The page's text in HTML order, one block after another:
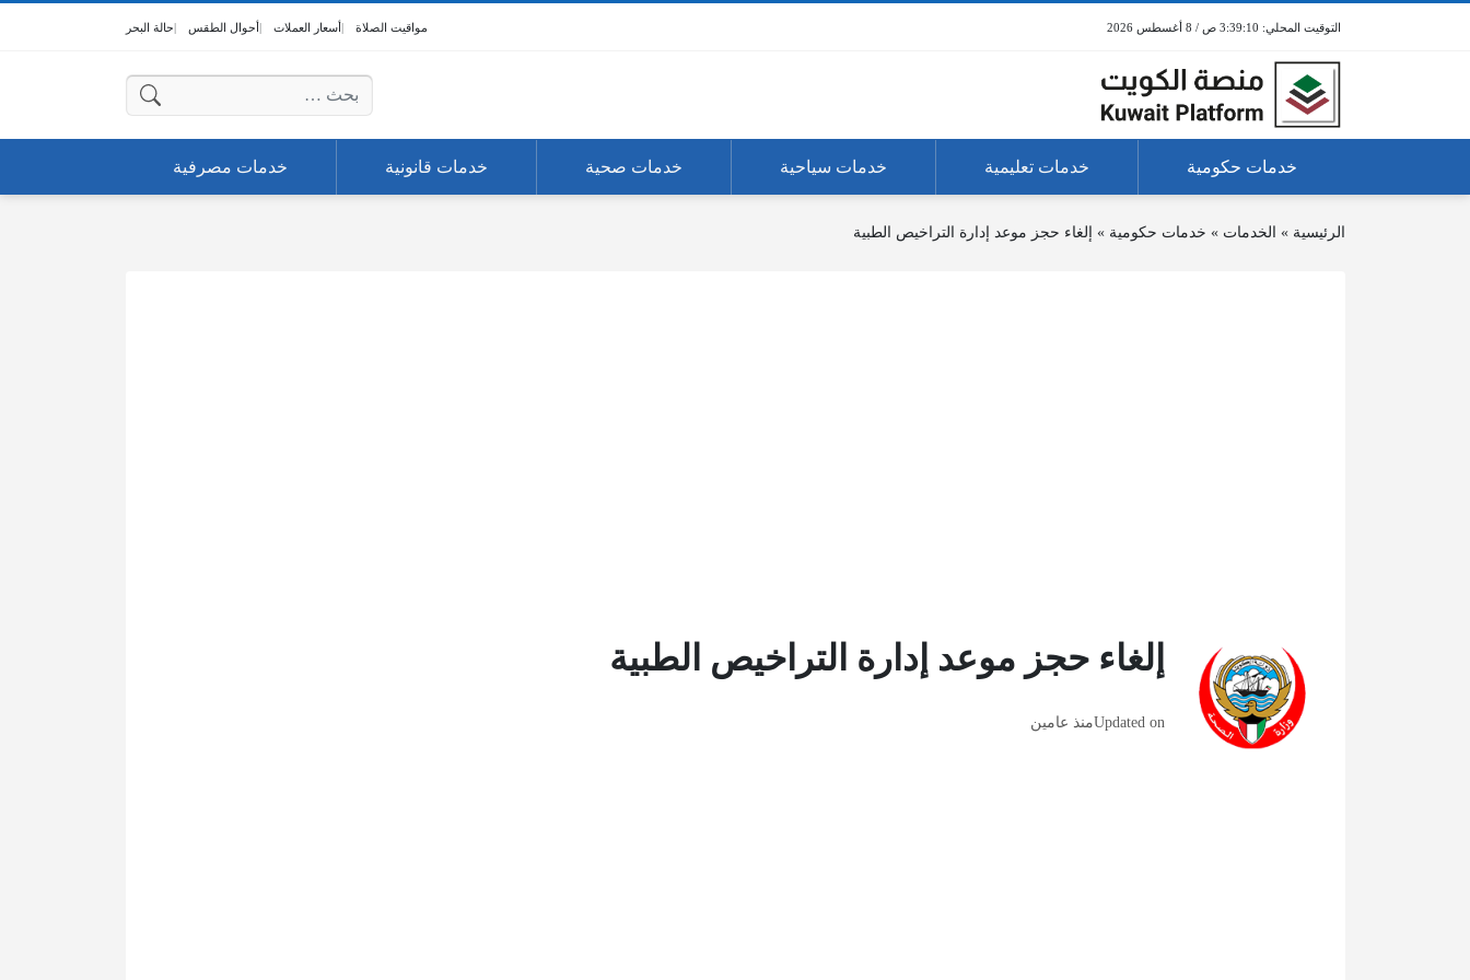
3:39:10 ص / 8 أغسطس 2026 مواقيت الصلاة أسعار العملات أحوال الطقس حالة البحر
البحث عن:
خدمات حكومية خدمات تعليمية خدمات سياحية خدمات صحية خدمات قانونية خدمات مصرفية
الرئيسية » الخدمات » خدمات حكومية » إلغاء حجز موعد إدارة التراخيص الطبية
إلغاء حجز موعد إدارة التراخيص الطبية
Updated onمنذ عامين